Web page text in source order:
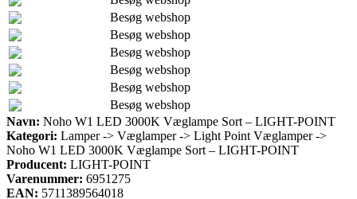
Besøg webshop
Besøg webshop
Besøg webshop
Besøg webshop
Besøg webshop
Besøg webshop
Navn: Noho W1 LED 3000K Væglampe Sort – LIGHT-POINT
Kategori: Lamper -> Væglamper -> Light Point Væglamper ->
Noho W1 LED 3000K Væglampe Sort – LIGHT-POINT
Producent: LIGHT-POINT
Varenummer: 6951275
EAN: 5711389564018